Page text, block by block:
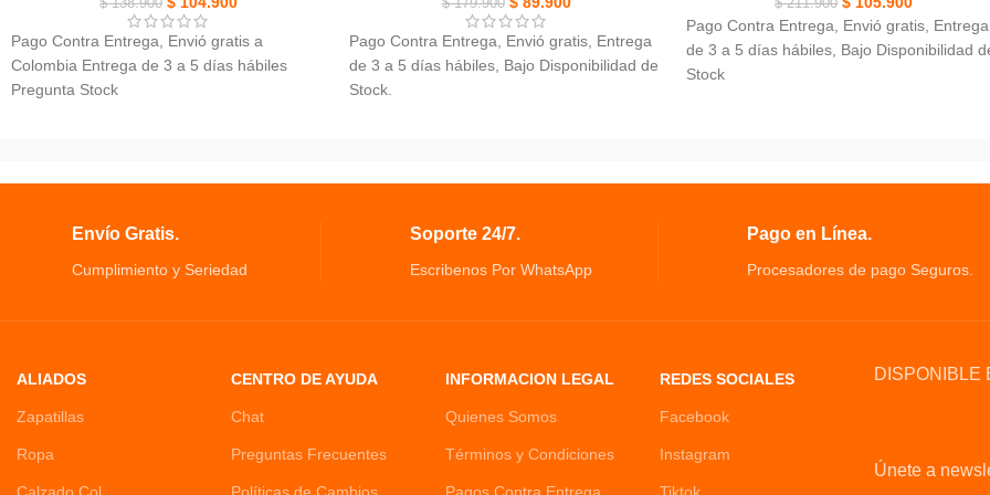
partido de fútbol interesante en solo unos
NUEVO
Pago Contra Entrega, Envió gratis a
Colombia Entrega de 3 a 5 días hábiles
Pregunta Stock
Orinal para niños es realmente seguro ya
proporciona comodidad y apoyo a la
Pago Contra Entrega, Envió gratis, Entrega
de 3 a 5 días hábiles, Bajo Disponibilidad de
Stock.
Excelente para usar en baño o aseo, nomas
Facil de usar con un solo toque, A los niños
Pago Contra Entrega, Envió gratis, Entrega
de 3 a 5 días hábiles, Bajo Disponibilidad
Stock
Envío Gratis.
Cumplimiento y Seriedad
Soporte 24/7.
Escribenos Por WhatsApp
Pago en Línea.
Procesadores de pago Seguros.
ALIADOS
Zapatillas
Ropa
CENTRO DE AYUDA
Chat
Preguntas Frecuentes
INFORMACION LEGAL
Quienes Somos
Términos y Condiciones
REDES SOCIALES
Facebook
Instagram
DISPONIBLE
Únete a